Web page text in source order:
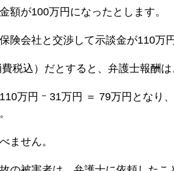
額が100万円になったとします。
険会社と交渉して示談金が110万
税込）だとすると、弁護士報酬は
万円 ｰ 31万円 ＝ 79万円となり
ません。